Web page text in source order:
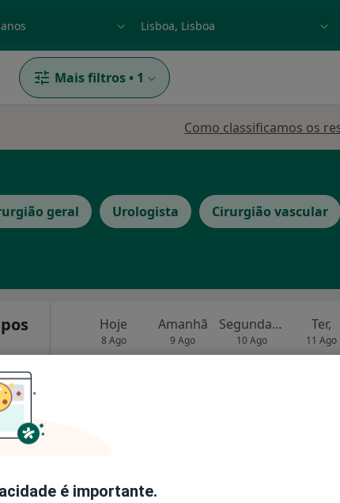
Mais filtros • 1
Como classificamos os
geral Urologista Cirurgião vascular
110 €
Hoje
8 Ago
Amanhã
9 Ago
Segunda-feira
10 Ago
Ter,
11 Ago
é importante.